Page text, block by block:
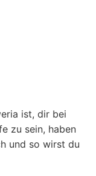
ist, dir bei
zu sein, haben
und so wirst du